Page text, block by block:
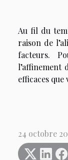
Au fil du
raison de
facteurs.
l’affinement
efficaces que
24 octobre